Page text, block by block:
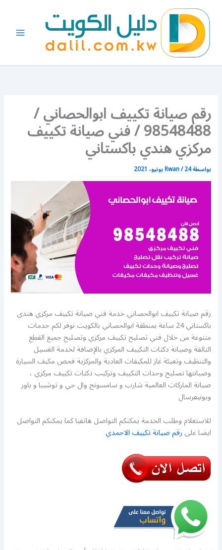
المحتوى
رقم صيانة تكييف ابوالحصاني /
98548488 / فني صيانة تكييف
مركزي هندي باكستاني
بواسطة Rwan/24 يونيو، 2021
رقم صيانة تكييف ابوالحصاني خدمة فني صيانة تكييف مركزي هندي
باكستاني 24 ساعة بمنطقة ابوالحصاني بالكويت نوفر لكم خدمات
متنوعة من خلال فني تصليح تكييف مركزي وتصليح جميع القطع
التالفة وصيانة دكتات التكييف المركزي بالإضافة لخدمة الغسيل
والتنظيف وتعبئة غاز للمكيفات العادية والمركزية فحص مكيف السيارة
وصيانتها تصليح وحدات التكييف وتركيب دكتات تكييف مركزي ،
صيانة الماركات العالمية شارب و سامسونج وال جي و توشيبا و باور
ويونيفرسال
للاستعلام وطلب الخدمة يمكنكم التواصل هاتفيا كما يمكنكم التواصل
ايضا علىرقم صيانة تكييف الاحمدي